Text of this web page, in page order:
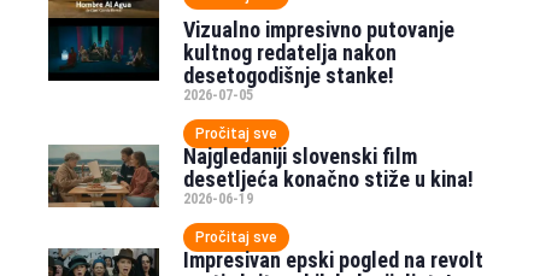
Vizualno impresivno putovanje
kultnog redatelja nakon
desetogodišnje stanke!
2026-07-05
Pročitaj sve
Najgledaniji slovenski film
desetljeća konačno stiže u kina!
2026-06-19
Pročitaj sve
Impresivan epski pogled na revolt